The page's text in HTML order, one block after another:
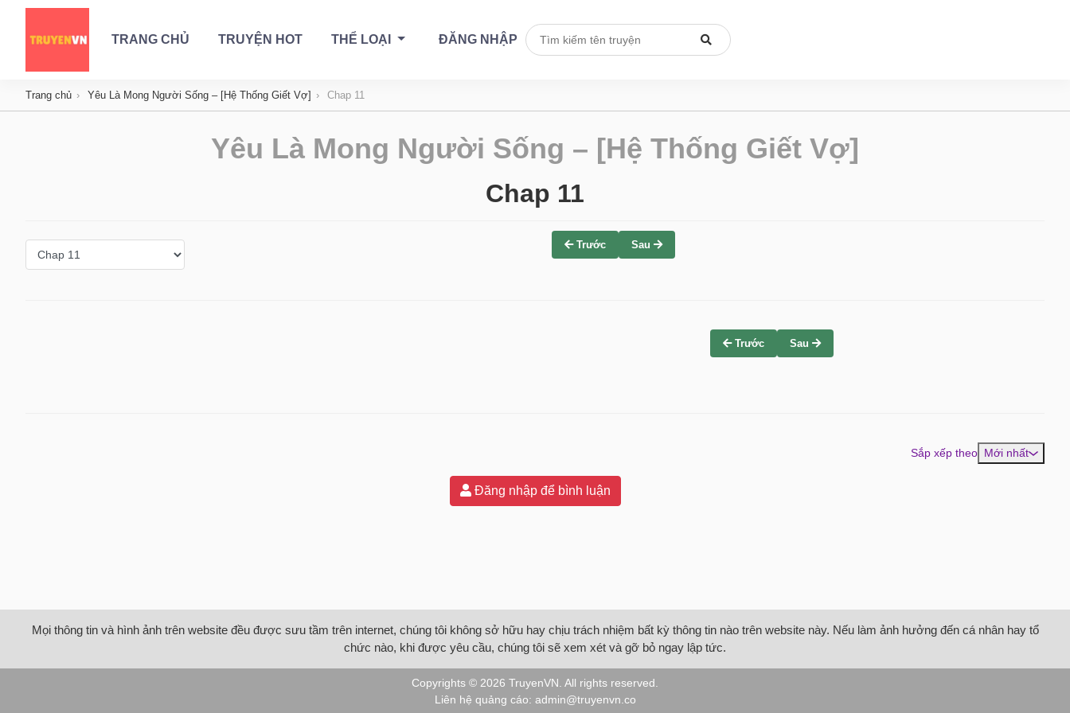
TRANG CHỦ TRUYỆN HOT THỂ LOẠI ĐĂNG NHẬP
Trang chủ Yêu Là Mong Người Sống – [Hệ Thống Giết Vợ] Chap 11
Yêu Là Mong Người Sống – [Hệ Thống Giết Vợ]
Chap 11
Trước Sau
Trước Sau
Sắp xếp theo Mới nhất
Đăng nhập để bình luận
Mọi thông tin và hình ảnh trên website đều được sưu tầm trên internet, chúng tôi không sở hữu hay chịu trách nhiệm bất kỳ thông tin nào trên website này. Nếu làm ảnh hưởng đến cá nhân hay tổ
chức nào, khi được yêu cầu, chúng tôi sẽ xem xét và gỡ bỏ ngay lập tức.
Copyrights © 2026 TruyenVN . All rights reserved.
Liên hệ quảng cáo: admin@truyenvn.co